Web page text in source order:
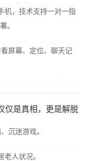
机，技术支持一对一指
。
屏幕、定位、聊天记
是真相，更是解脱
沉迷游戏。
老人状况。